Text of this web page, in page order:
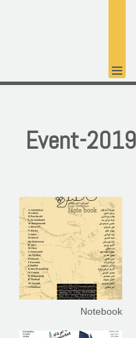
محتوا
Event-2019
Notebook